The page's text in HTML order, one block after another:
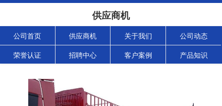
供应商机
公司首页 供应商机 关于我们 公司动态
荣誉认证 招聘中心 客户案例 产品知识